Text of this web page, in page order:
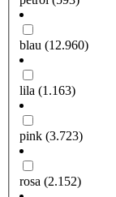
blau (12.960)
lila (1.163)
pink (3.723)
rosa (2.152)